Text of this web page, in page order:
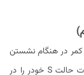
کمر در هنگام نشستن
به خوبی پر نمی شود که باعث میشود که ستون فقرات حالت S خودر را در